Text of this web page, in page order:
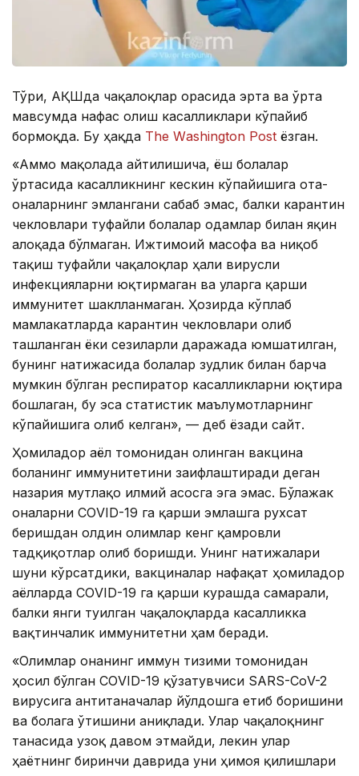
Тўғри, АҚШда чақалоқлар орасида эрта ва ўрта
мавсумда нафас олиш касалликлари кўпайиб
бормоқда. Бу ҳақда Тhе Wаshington Post ёзган.
«Аммо мақолада айтилишича, ёш болалар
ўртасида касалликнинг кескин кўпайишига ота-
оналарнинг эмлангани сабаб эмас, балки карантин
чекловлари туфайли болалар одамлар билан яқин
алоқада бўлмаган. Ижтимоий масофа ва ниқоб
тақиш туфайли чақалоқлар ҳали вирусли
инфекцияларни юқтирмаган ва уларга қарши
иммунитет шаклланмаган. Ҳозирда кўплаб
мамлакатларда карантин чекловлари олиб
ташланган ёки сезиларли даражада юмшатилган,
бунинг натижасида болалар зудлик билан барча
мумкин бўлган респиратор касалликларни юқтира
бошлаган, бу эса статистик маълумотларнинг
кўпайишига олиб келган», — деб ёзади сайт.
Ҳомиладор аёл томонидан олинган вакцина
боланинг иммунитетини заифлаштиради деган
назария мутлақо илмий асосга эга эмас. Бўлажак
оналарни CОVID-19 га қарши эмлашга рухсат
беришдан олдин олимлар кенг қамровли
тадқиқотлар олиб боришди. Унинг натижалари
шуни кўрсатдики, вакциналар нафақат ҳомиладор
аёлларда CОVID-19 га қарши курашда самарали,
балки янги туғилган чақалоқларда касалликка
вақтинчалик иммунитетни ҳам беради.
«Олимлар онанинг иммун тизими томонидан
ҳосил бўлган CОVID-19 қўзғатувчиси SARS-CоV-2
вирусига антитаначалар йўлдошга етиб боришини
ва болага ўтишини аниқлади. Улар чақалоқнинг
танасида узоқ давом этмайди, лекин улар
ҳаётнинг биринчи даврида уни ҳимоя қилишлари